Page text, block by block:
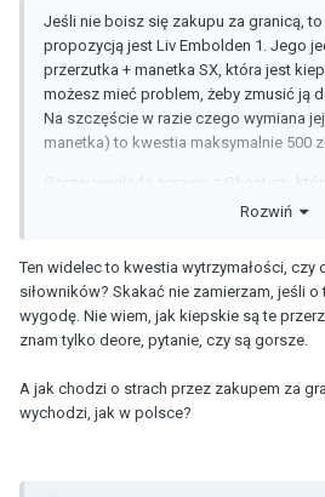
Jeśli nie boisz się zakupu za granicą,
propozycją jest Liv Embolden 1. Jego
przerzutka + manetka SX, która jest
możesz mieć problem, żeby zmusić ją
Na szczęście w razie czego wymiana
manetka) to kwestia maksymalnie 500
Gorzej wygląda sprawa z Ghostem,
pogranicza atrapy, a jego wymiana to
Rozwiń
Ten widelec to kwestia wytrzymałości, czy
siłowników? Skakać nie zamierzam, jeśli
wygodę. Nie wiem, jak kiepskie są te
znam tylko deore, pytanie, czy są gorsze.
A jak chodzi o strach przez zakupem za
wychodzi, jak w polsce?